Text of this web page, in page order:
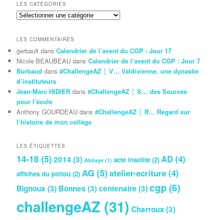
LES CATÉGORIES
Les
LES COMMENTAIRES
gerbault dansCalendrier de l’avent du CGP : Jour 17
Nicole BEAUBEAU dansCalendrier de l’avent du CGP : Jour 7
Burbaud dans#ChallengeAZ │ V… Valdivienne, une dynastie
d’instituteurs
Jean-Marc HIDIER dans#ChallengeAZ │ S… des Sources
pour l’école
Anthony GOURDEAU dans#ChallengeAZ │ R… Regard sur
l’histoire de mon collège
LES ÉTIQUETTES
14-18(5)2014 (3) Abbaye (1) acte insolite (2) AD (4)
affiches du poitou (2) AG (5)atelier-ecriture (4)
Bignoux (3) Bonnes (3)centenaire (3)cgp (6)
challengeAZ (31) Charroux (3)